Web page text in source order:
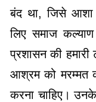
बंद था, जिसे
लिए समाज कल्याण
प्रशासन की
आश्रम को मरम्मत
करना चाहिए।